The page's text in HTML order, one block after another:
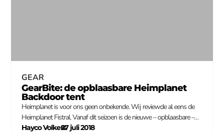
GEAR
GearBite: de opblaasbare Heimplanet
Backdoor tent
Heimplanet is voor ons geen onbekende. Wij reviewde al eens de
Heimplanet Fistral. Vanaf dit seizoen is de nieuwe – opblaasbare –…
Hayco Volkers
–
27 juli 2018